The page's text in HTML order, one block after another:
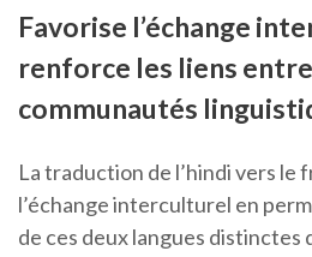
Favorise l’échange
renforce les liens
communautés
La traduction de l’hindi vers le
l’échange interculturel en
de ces deux langues distinctes